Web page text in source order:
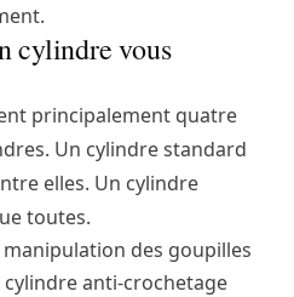
cylindre vous
principalement quatre
Un cylindre standard
elles. Un cylindre
toutes.
manipulation des goupilles
anti-crochetage